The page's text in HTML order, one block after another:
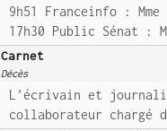
9h51 Franceinfo :
17h30 Public Sénat :
Carnet
Décès
L'écrivain et
collaborateur